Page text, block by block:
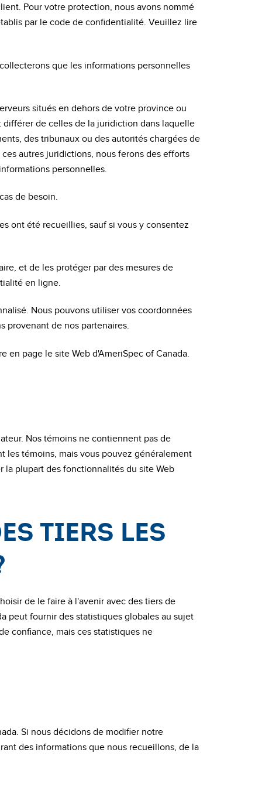
Pour votre protection, nous avons nommé
par le code de confidentialité. Veuillez lire
que les informations personnelles
situés en dehors de votre province ou
de celles de la juridiction dans laquelle
des tribunaux ou des autorités chargées de
autres juridictions, nous ferons des efforts
personnelles.
de besoin.
ont été recueillies, sauf si vous y consentez
et de les protéger par des mesures de
en ligne.
Nous pouvons utiliser vos coordonnées
provenant de nos partenaires.
page le site Web d'AmeriSpec of Canada.
Nos témoins ne contiennent pas de
les témoins, mais vous pouvez généralement
la plupart des fonctionnalités du site Web
tiers les
de le faire à l'avenir avec des tiers de
peut fournir des statistiques globales au sujet
confiance, mais ces statistiques ne
Si nous décidons de modifier notre
des informations que nous recueillons, de la